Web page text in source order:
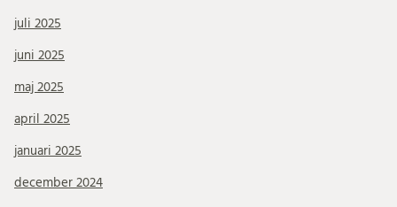
juli 2025
juni 2025
maj 2025
april 2025
januari 2025
december 2024